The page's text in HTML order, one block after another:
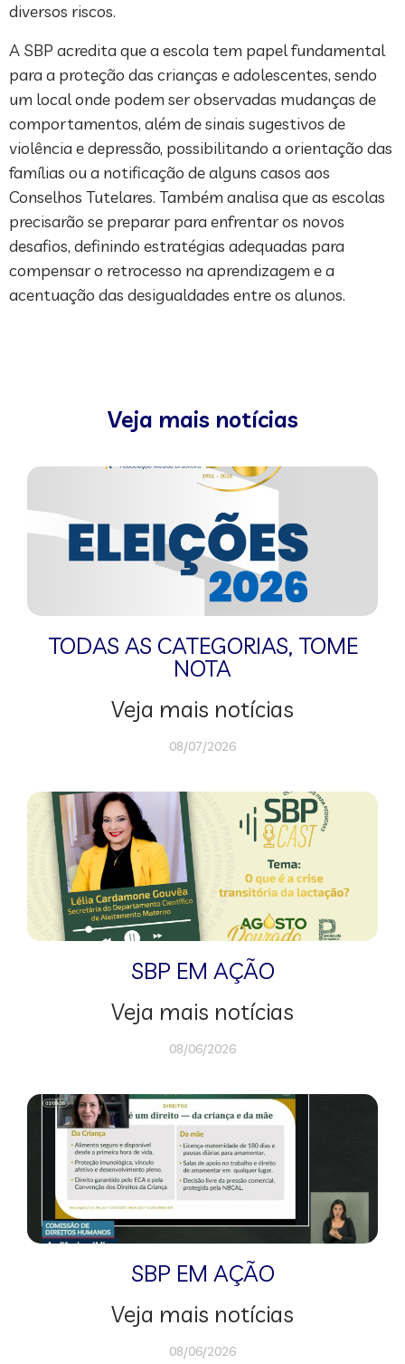
diversos riscos.
A SBP acredita que a escola tem papel fundamental
para a proteção das crianças e adolescentes, sendo
um local onde podem ser observadas mudanças de
comportamentos, além de sinais sugestivos de
violência e depressão, possibilitando a orientação das
famílias ou a notificação de alguns casos aos
Conselhos Tutelares. Também analisa que as escolas
precisarão se preparar para enfrentar os novos
desafios, definindo estratégias adequadas para
compensar o retrocesso na aprendizagem e a
acentuação das desigualdades entre os alunos.
Veja mais notícias
TODAS AS CATEGORIAS, TOME
NOTA
Veja mais notícias
08/07/2026
SBP EM AÇÃO
Veja mais notícias
08/06/2026
SBP EM AÇÃO
Veja mais notícias
08/06/2026